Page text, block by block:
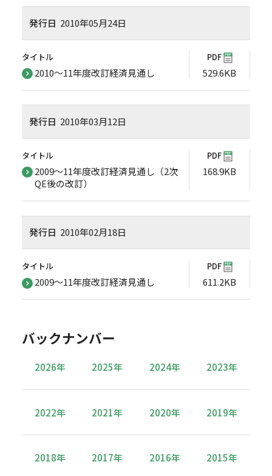
発行日 2010年05月24日
タイトル
2010～11年度改訂経済見通し
PDF
529.6KB
発行日 2010年03月12日
タイトル
2009～11年度改訂経済見通し（2次
QE後の改訂）
PDF
168.9KB
発行日 2010年02月18日
タイトル
2009～11年度改訂経済見通し
PDF
611.2KB
バックナンバー
2026年 2025年 2024年 2023年
2022年 2021年 2020年 2019年
2018年 2017年 2016年 2015年